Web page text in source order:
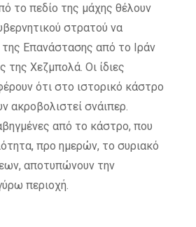
το πεδίο της μάχης θέλουν
στρατού να
της Επανάστασης από το Ιράν
της Χεζμπολά. Οι ίδιες
ότι στο ιστορικό κάστρο
ακροβολιστεί σνάιπερ.
από το κάστρο, που
προ ημερών, το συριακό
αποτυπώνουν την
περιοχή.